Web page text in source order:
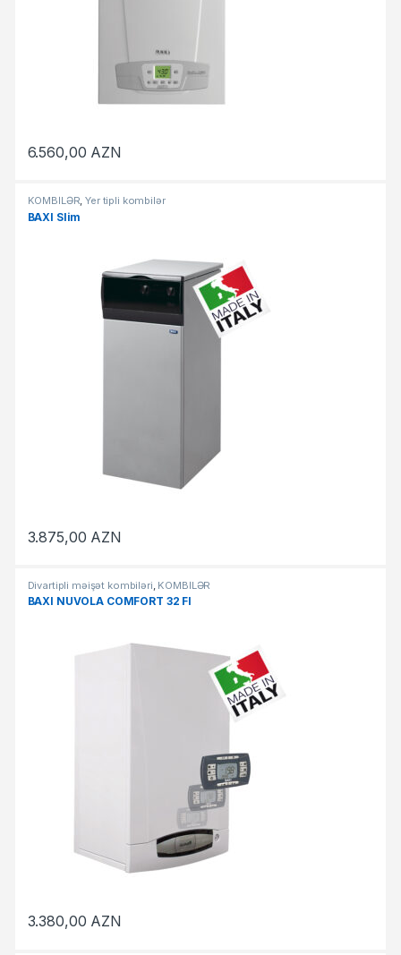
6.560,00 AZN
KOMBİLƏR,Yer tipli kombilər
BAXI Slim
3.875,00 AZN
Divartipli məişət kombiləri KOMBİLƏR
BAXI NUVOLA COMFORT 32 FI
3.380,00 AZN